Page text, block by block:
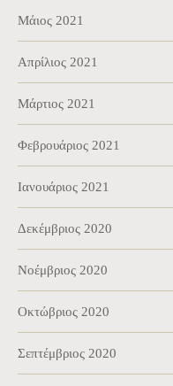
Μάιος 2021
Απρίλιος 2021
Μάρτιος 2021
Φεβρουάριος 2021
Ιανουάριος 2021
Δεκέμβριος 2020
Νοέμβριος 2020
Οκτώβριος 2020
Σεπτέμβριος 2020